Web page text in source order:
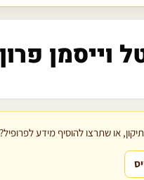
וייסמן פרון
או שתרצו להוסיף מידע לפרופיל?